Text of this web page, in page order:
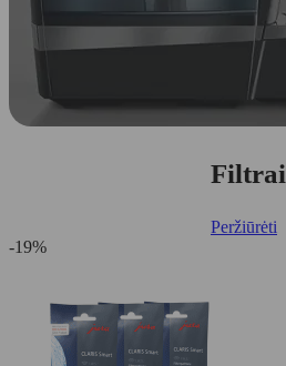
Filtrai
Peržiūrėti
-19%